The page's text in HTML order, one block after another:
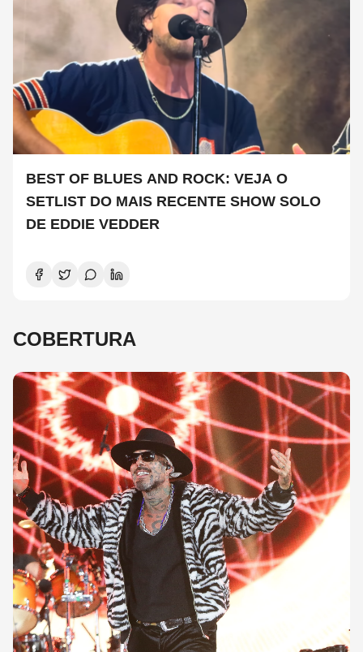
BEST OF BLUES AND ROCK: VEJA O
SETLIST DO MAIS RECENTE SHOW SOLO
DE EDDIE VEDDER
COBERTURA